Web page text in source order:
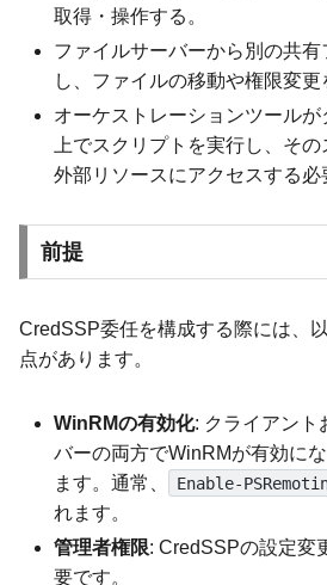
取得・操作する。
ファイルサーバーから別の共
し、ファイルの移動や権限変更
オーケストレーションツール
上でスクリプトを実行し、そ
外部リソースにアクセスする必
前提
CredSSP委任を構成する際には、
点があります。
WinRMの有効化: クライアント
バーの両方でWinRMが有効に
ます。通常、
Enable-
れます。
管理者権限: CredSSPの設定変
要です。